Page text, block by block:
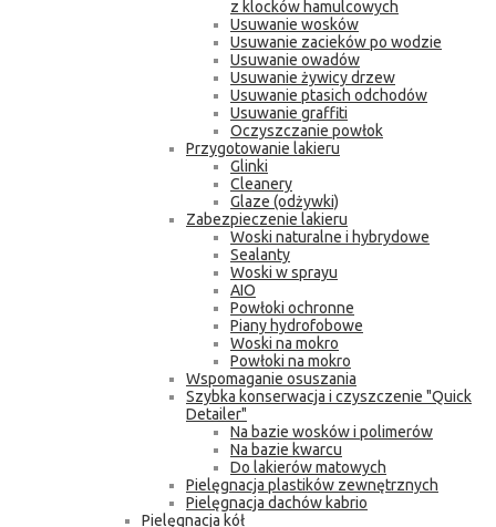
z klocków hamulcowych
Usuwanie wosków
Usuwanie zacieków po wodzie
Usuwanie owadów
Usuwanie żywicy drzew
Usuwanie ptasich odchodów
Usuwanie graffiti
Oczyszczanie powłok
Przygotowanie lakieru
Glinki
Cleanery
Glaze (odżywki)
Zabezpieczenie lakieru
Woski naturalne i hybrydowe
Sealanty
Woski w sprayu
AIO
Powłoki ochronne
Piany hydrofobowe
Woski na mokro
Powłoki na mokro
Wspomaganie osuszania
Szybka konserwacja i czyszczenie "Quick
Detailer"
Na bazie wosków i polimerów
Na bazie kwarcu
Do lakierów matowych
Pielęgnacja plastików zewnętrznych
Pielęgnacja dachów kabrio
Pielęgnacja kół